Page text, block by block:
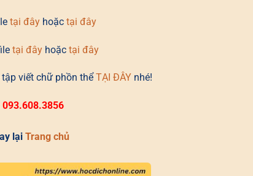
tại đây hoặc tại đây
tại đây hoặc tại đây
tập viết chữ phồn thể TẠI ĐÂY nhé!
lại Trang chủ